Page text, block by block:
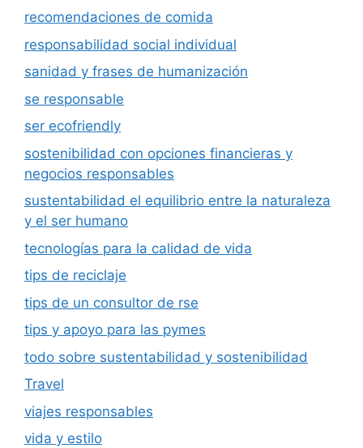
recomendaciones de comida
responsabilidad social individual
sanidad y frases de humanización
se responsable
ser ecofriendly
sostenibilidad con opciones financieras y
negocios responsables
sustentabilidad el equilibrio entre la naturaleza
y el ser humano
tecnologías para la calidad de vida
tips de reciclaje
tips de un consultor de rse
tips y apoyo para las pymes
todo sobre sustentabilidad y sostenibilidad
Travel
viajes responsables
vida y estilo